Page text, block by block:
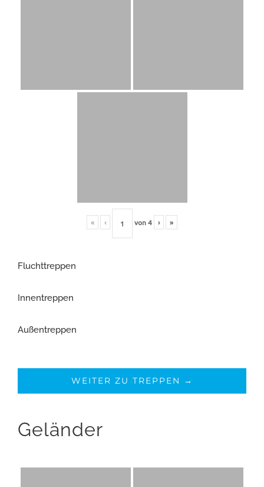
« ‹ von4 › »
Fluchttreppen
Innentreppen
Außentreppen
WEITER ZU TREPPEN →
Geländer